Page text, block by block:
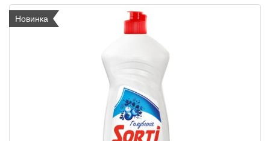
Новинка